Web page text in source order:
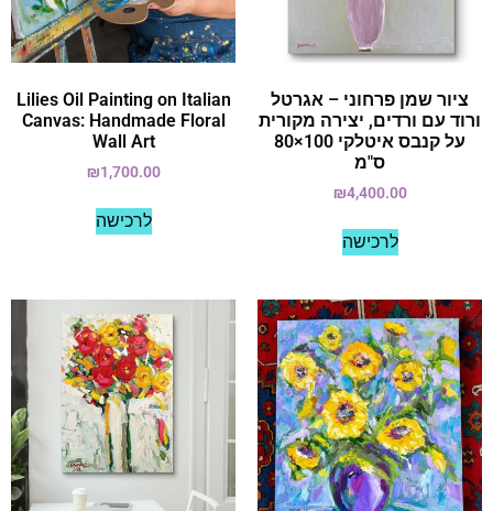
ציור שמן פרחוני – אגרטל
ורוד עם ורדים, יצירה מקורית
על קנבס איטלקי 100×80
ס"מ
₪4,400.00
לרכישה
Lilies Oil Painting on Italian
Canvas: Handmade Floral
Wall Art
₪1,700.00
לרכישה